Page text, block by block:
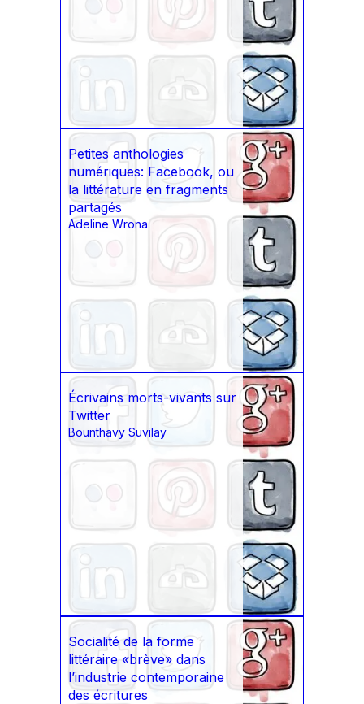
Petites anthologies
numériques: Facebook, ou
la littérature en fragments
partagés
Adeline Wrona
Écrivains morts-vivants sur
Twitter
Bounthavy Suvilay
Socialité de la forme
littéraire «brève» dans
l’industrie contemporaine
des écritures